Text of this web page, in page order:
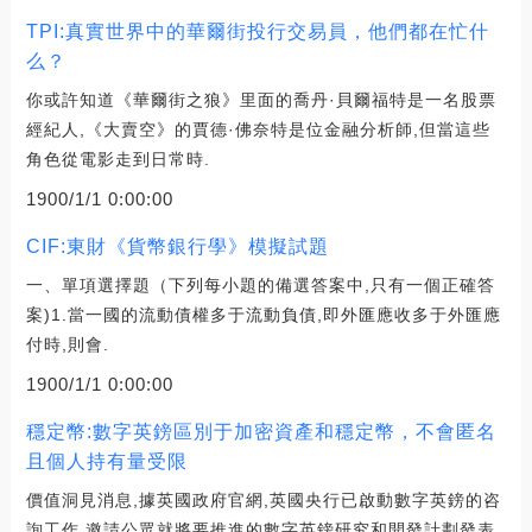
TPI:真實世界中的華爾街投行交易員，他們都在忙什
么？
你或許知道《華爾街之狼》里面的喬丹·貝爾福特是一名股票
經紀人,《大賣空》的賈德·佛奈特是位金融分析師,但當這些
角色從電影走到日常時.
1900/1/1 0:00:00
CIF:東財《貨幣銀行學》模擬試題
一、單項選擇題（下列每小題的備選答案中,只有一個正確答
案)1.當一國的流動債權多于流動負債,即外匯應收多于外匯應
付時,則會.
1900/1/1 0:00:00
穩定幣:數字英鎊區別于加密資產和穩定幣，不會匿名
且個人持有量受限
價值洞見消息,據英國政府官網,英國央行已啟動數字英鎊的咨